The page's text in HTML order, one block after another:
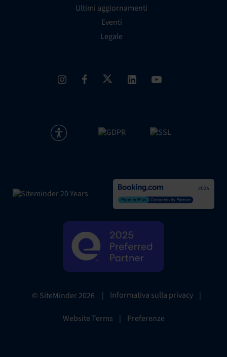
Ultimi aggiornamenti
Eventi
Legale
© SiteMinder2026 | Informativa sulla privacy |
Website Terms | Preferenze